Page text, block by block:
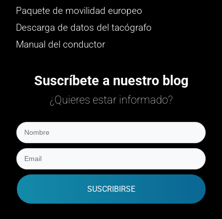
Paquete de movilidad europeo
Descarga de datos del tacógrafo
Manual del conductor
Suscríbete a nuestro blog
¿Quieres estar informado?
SUSCRIBIRSE